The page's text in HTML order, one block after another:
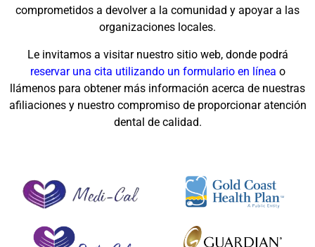
comprometidos a devolver a la comunidad y apoyar a las
organizaciones locales.
Le invitamos a visitar nuestro sitio web, donde podrá
reservar una cita utilizando un formulario en línea o
llámenos para obtener más información acerca de nuestras
afiliaciones y nuestro compromiso de proporcionar atención
dental de calidad.